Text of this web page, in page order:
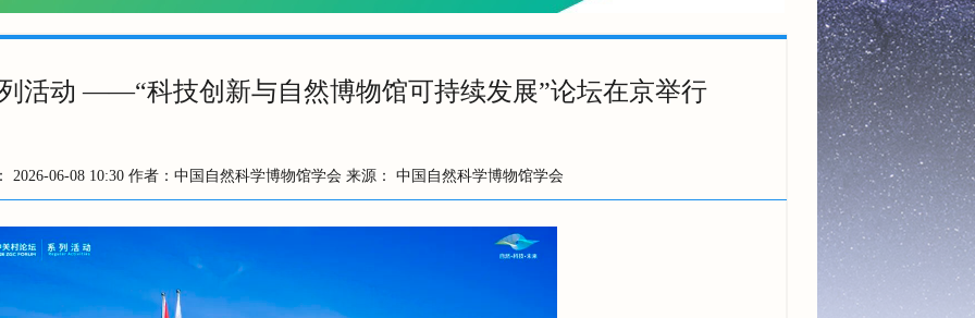
活动 ——“科技创新与自然博物馆可持续发展”论坛在京举行
2026-06-08 10:30 作者：中国自然科学博物馆学会 来源： 中国自然科学博物馆学会